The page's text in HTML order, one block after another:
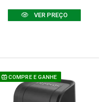
VER PREÇO
COMPRE E GANHE